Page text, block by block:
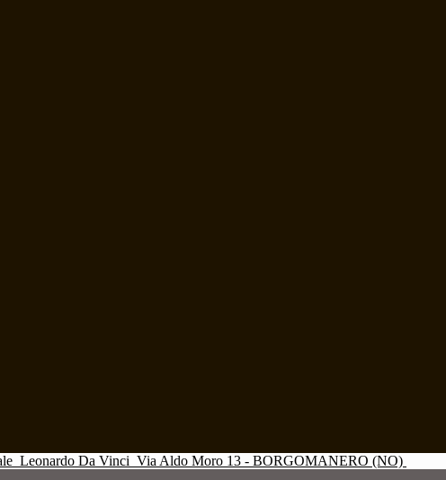
Leonardo Da Vinci Via Aldo Moro 13 - BORGOMANERO (NO)